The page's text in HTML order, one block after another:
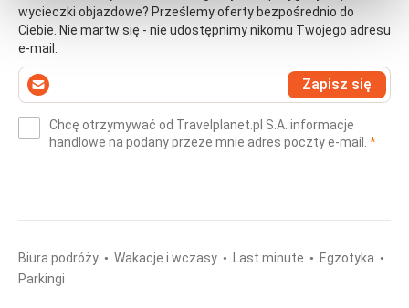
wycieczki objazdowe? Prześlemy oferty bezpośrednio do
Ciebie. Nie martw się - nie udostępnimy nikomu Twojego adresu
e-mail.
Wprowadź
swój
(wymagane)
Zapisz się
Chcę otrzymywać od Travelplanet.pl S.A. informacje
handlowe na podany przeze mnie adres poczty e-mail. *
Biura podróży Wakacje i wczasy Last minute
Egzotyka
Parkingi